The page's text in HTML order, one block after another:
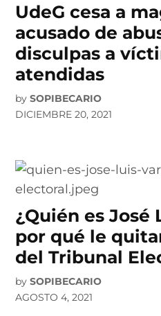
UdeG cesa a
acusado de
disculpas a
atendidas
by SOPIBECARIO
DICIEMBRE 20, 2021
¿Quién es José
por qué le
del Tribunal
by SOPIBECARIO
AGOSTO 4, 2021